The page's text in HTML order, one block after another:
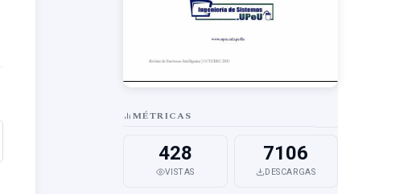
MÉTRICAS
428
VISTAS
7106
DESCARGAS